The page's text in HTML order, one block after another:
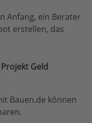
Anfang, ein Berater
erstellen, das
Geld
Bauen.de können